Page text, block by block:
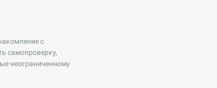
с
самопроверку,
неограниченному